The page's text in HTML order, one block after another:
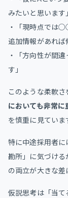
みたいと思います」
・「現時点では
追加情報があれば
・「方向性が間
す」
このような柔軟さ
においても非常
を慎重に見ていま
特に中途採用者
勘所」に気づけ
の両立が大きな差
仮説思考は「当